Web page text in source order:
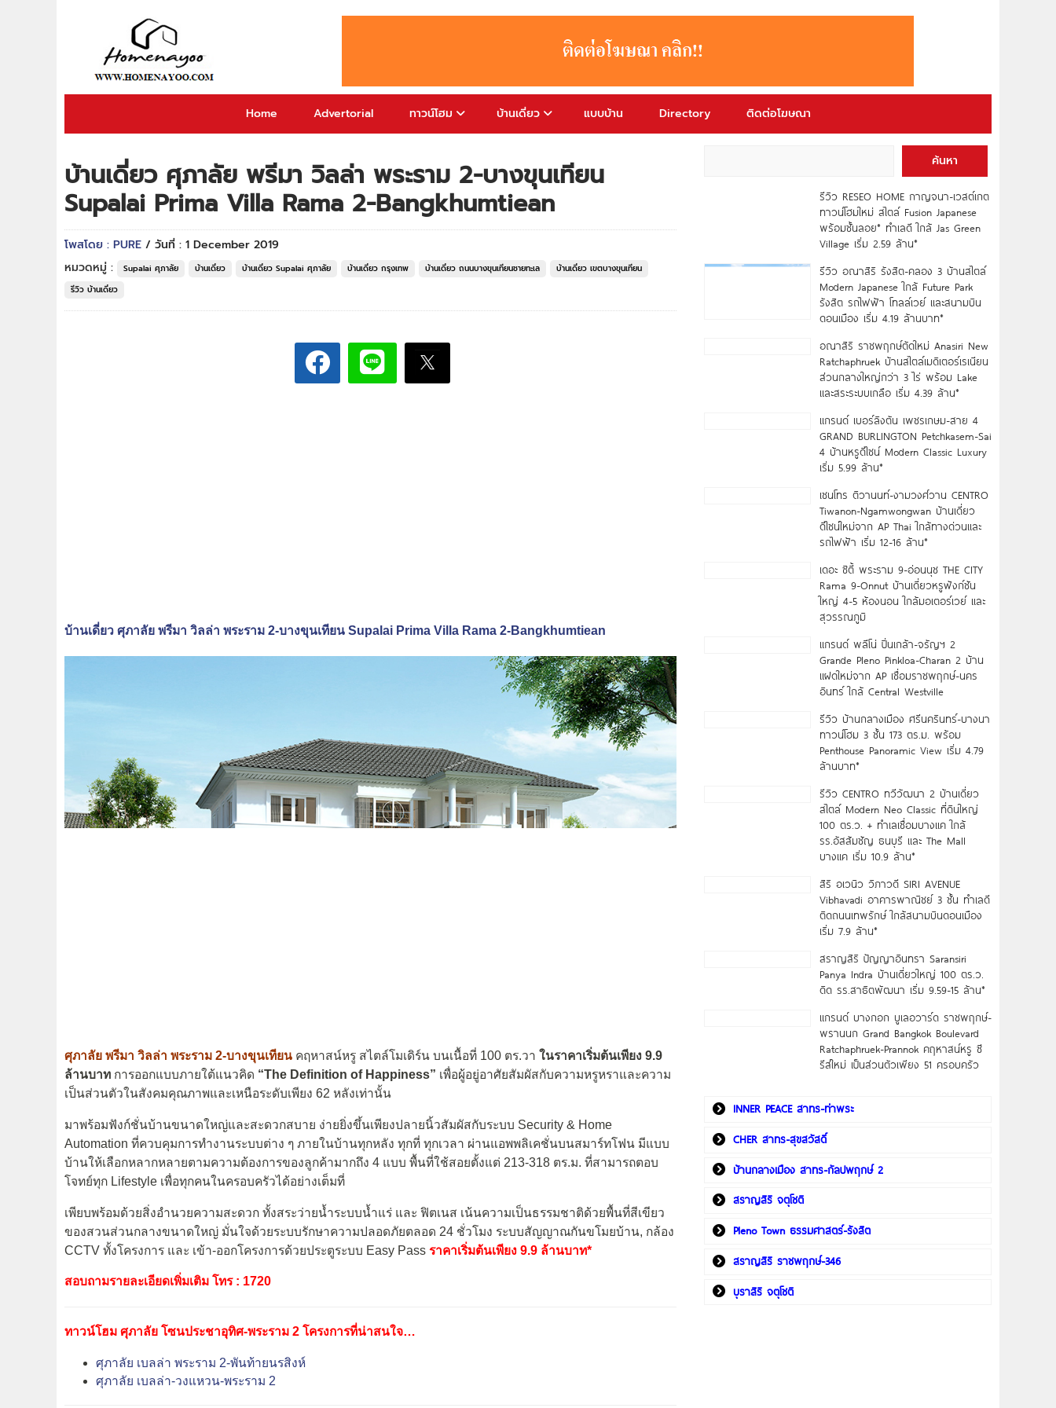
Home Advertorial ทาวน์โฮม บ้านเดี่ยว แบบบ้าน Directory ติดต่อโฆษณา
บ้านเดี่ยว ศุภาลัย พรีมา วิลล่า พระราม 2-บางขุนเทียน
Supalai Prima Villa Rama 2-Bangkhumtiean
โพสโดย : PURE / วันที่ : 1 December 2019
หมวดหมู่ :
Supalai ศุภาลัย บ้านเดี่ยว บ้านเดี่ยว Supalai ศุภาลัย บ้านเดี่ยว กรุงเทพ บ้านเดี่ยว ถนนบางขุนเทียนชายทะเล
บ้านเดี่ยว เขตบางขุนเทียน
รีวิว บ้านเดี่ยว
บ้านเดี่ยว ศุภาลัย พรีมา วิลล่า พระราม 2-บางขุนเทียน Supalai Prima Villa Rama 2-Bangkhumtiean
ศุภาลัย พรีมา วิลล่า พระราม 2-บางขุนเทียน คฤหาสน์หรู สไตล์โมเดิร์น บนเนื้อที่ 100 ตร.วา ในราคาเริ่มต้นเพียง 9.9
ล้านบาท การออกแบบภายใต้แนวคิด “The Definition of Happiness” เพื่อผู้อยู่อาศัยสัมผัสกับความหรูหราและความ
เป็นส่วนตัวในสังคมคุณภาพและเหนือระดับเพียง 62 หลังเท่านั้น
มาพร้อมฟังก์ชั่นบ้านขนาดใหญ่และสะดวกสบาย ง่ายยิ่งขึ้นเพียงปลายนิ้วสัมผัสกับระบบ Security & Home
Automation ที่ควบคุมการทำงานระบบต่าง ๆ ภายในบ้านทุกหลัง ทุกที่ ทุกเวลา ผ่านแอพพลิเคชั่นบนสมาร์ทโฟน มีแบบ
บ้านให้เลือกหลากหลายตามความต้องการของลูกค้ามากถึง 4 แบบ พื้นที่ใช้สอยตั้งแต่ 213-318 ตร.ม. ที่สามารถตอบ
โจทย์ทุก Lifestyle เพื่อทุกคนในครอบครัวได้อย่างเต็มที่
เพียบพร้อมด้วยสิ่งอำนวยความสะดวก ทั้งสระว่ายน้ำระบบน้ำแร่ และ ฟิตเนส เน้นความเป็นธรรมชาติด้วยพื้นที่สีเขียว
ของสวนส่วนกลางขนาดใหญ่ มั่นใจด้วยระบบรักษาความปลอดภัยตลอด 24 ชั่วโมง ระบบสัญญาณกันขโมยบ้าน, กล้อง
CCTV ทั้งโครงการ และ เข้า-ออกโครงการด้วยประตูระบบ Easy Pass ราคาเริ่มต้นเพียง 9.9 ล้านบาท*
สอบถามรายละเอียดเพิ่มเติม โทร : 1720
ทาวน์โฮม ศุภาลัย โซนประชาอุทิศ-พระราม 2 โครงการที่น่าสนใจ…
ศุภาลัย เบลล่า พระราม 2-พันท้ายนรสิงห์
ศุภาลัย เบลล่า-วงแหวน-พระราม 2
ค้นหา
รีวิว RESEO HOME กาญจนา-เวสต์เกต
ทาวน์โฮมใหม่ สไตล์ Fusion Japanese
พร้อมชั้นลอย* ทำเลดี ใกล้ Jas Green
Village เริ่ม 2.59 ล้าน*
รีวิว อณาสิริ รังสิต-คลอง 3 บ้านสไตล์
Modern Japanese ใกล้ Future Park
รังสิต รถไฟฟ้า โทลล์เวย์ และสนามบิน
ดอนเมือง เริ่ม 4.19 ล้านบาท*
อณาสิริ ราชพฤกษ์ตัดใหม่ Anasiri New
Ratchaphruek บ้านสไตล์เมดิเตอร์เรเนียน
ส่วนกลางใหญ่กว่า 3 ไร่ พร้อม Lake
และสระระบบเกลือ เริ่ม 4.39 ล้าน*
แกรนด์ เบอร์ลิงตัน เพชรเกษม-สาย 4
GRAND BURLINGTON Petchkasem-Sai
4 บ้านหรูดีไซน์ Modern Classic Luxury
เริ่ม 5.99 ล้าน*
เซนโทร ติวานนท์-งามวงศ์วาน CENTRO
Tiwanon-Ngamwongwan บ้านเดี่ยว
ดีไซน์ใหม่จาก AP Thai ใกล้ทางด่วนและ
รถไฟฟ้า เริ่ม 12-16 ล้าน*
เดอะ ซิตี้ พระราม 9-อ่อนนุช THE CITY
Rama 9-Onnut บ้านเดี่ยวหรูฟังก์ชัน
ใหญ่ 4-5 ห้องนอน ใกล้มอเตอร์เวย์ และ
สุวรรณภูมิ
แกรนด์ พลีโน่ ปิ่นเกล้า-จรัญฯ 2
Grande Pleno Pinkloa-Charan 2 บ้าน
แฝดใหม่จาก AP เชื่อมราชพฤกษ์-นคร
อินทร์ ใกล้ Central Westville
รีวิว บ้านกลางเมือง ศรีนครินทร์-บางนา
ทาวน์โฮม 3 ชั้น 173 ตร.ม. พร้อม
Penthouse Panoramic View เริ่ม 4.79
ล้านบาท*
รีวิว CENTRO ทวีวัฒนา 2 บ้านเดี่ยว
สไตล์ Modern Neo Classic ที่ดินใหญ่
100 ตร.ว. + ทำเลเชื่อมบางแค ใกล้
รร.อัสสัมชัญ ธนบุรี และ The Mall
บางแค เริ่ม 10.9 ล้าน*
สิริ อเวนิว วิภาวดี SIRI AVENUE
Vibhavadi อาคารพาณิชย์ 3 ชั้น ทำเลดี
ติดถนนเทพรักษ์ ใกล้สนามบินดอนเมือง
เริ่ม 7.9 ล้าน*
สราญสิริ ปัญญาอินทรา Saransiri
Panya Indra บ้านเดี่ยวใหญ่ 100 ตร.ว.
ดิด รร.สาธิตพัฒนา เริ่ม 9.59-15 ล้าน*
แกรนด์ บางกอก บูเลอวาร์ด ราชพฤกษ์-
พรานนก Grand Bangkok Boulevard
Ratchaphruek-Prannok คฤหาสน์หรู ซี
รีส์ใหม่ เป็นส่วนตัวเพียง 51 ครอบครัว
INNER PEACE สาทร-ท่าพระ
CHER สาทร-สุขสวัสดิ์
บ้านกลางเมือง สาทร-กัลปพฤกษ์ 2
สราญสิริ จตุโชติ
Pleno Town ธรรมศาสตร์-รังสิต
สราญสิริ ราชพฤกษ์-346
บุราสิริ จตุโชติ